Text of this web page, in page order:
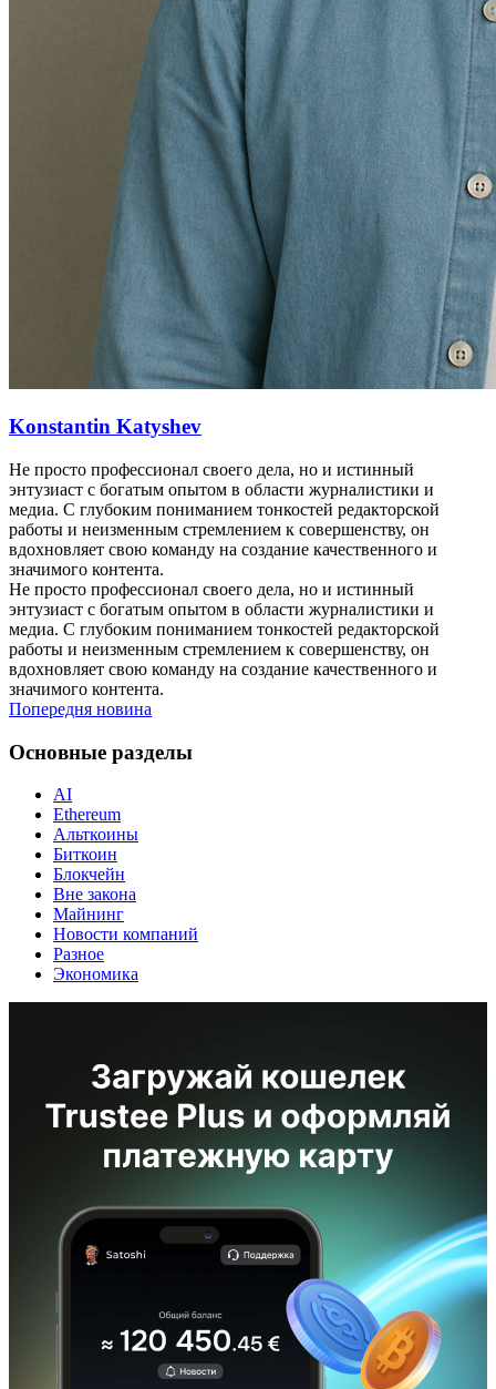
Konstantin Katyshev
Не просто профессионал своего дела, но и истинный
энтузиаст с богатым опытом в области журналистики и
медиа. С глубоким пониманием тонкостей редакторской
работы и неизменным стремлением к совершенству, он
вдохновляет свою команду на создание качественного и
значимого контента.
Не просто профессионал своего дела, но и истинный
энтузиаст с богатым опытом в области журналистики и
медиа. С глубоким пониманием тонкостей редакторской
работы и неизменным стремлением к совершенству, он
вдохновляет свою команду на создание качественного и
значимого контента.
Попередня новина
Основные разделы
AI
Ethereum
Альткоины
Биткоин
Блокчейн
Вне закона
Майнинг
Новости компаний
Разное
Экономика